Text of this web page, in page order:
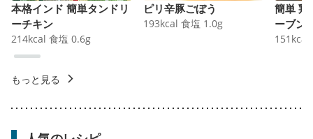
本格インド 簡単タンドリ
ーチキン
214kcal 食塩 0.6g
ピリ辛豚ごぼう
193kcal 食塩 1.0g
簡単 鶏
ーブン
151 kcal
もっと見る